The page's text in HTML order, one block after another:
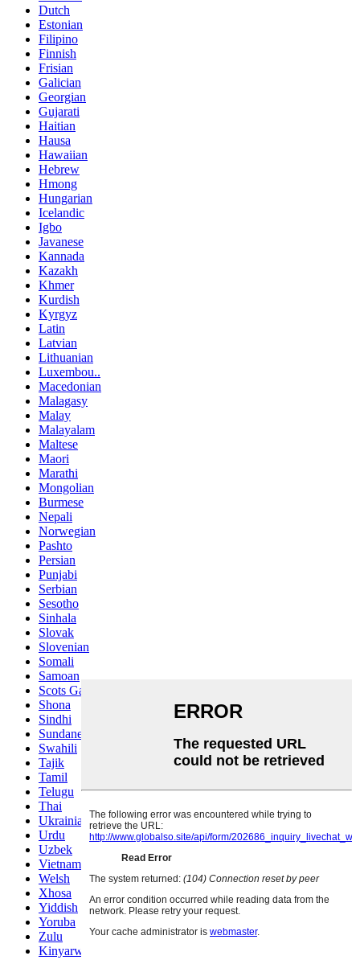
Dutch
Estonian
Filipino
Finnish
Frisian
Galician
Georgian
Gujarati
Haitian
Hausa
Hawaiian
Hebrew
Hmong
Hungarian
Icelandic
Igbo
Javanese
Kannada
Kazakh
Khmer
Kurdish
Kyrgyz
Latin
Latvian
Lithuanian
Luxembou..
Macedonian
Malagasy
Malay
Malayalam
Maltese
Maori
Marathi
Mongolian
Burmese
Nepali
Norwegian
Pashto
Persian
Punjabi
Serbian
Sesotho
Sinhala
Slovak
Slovenian
Somali
Samoan
Scots Gaelic
Shona
Sindhi
Sundanese
Swahili
Tajik
Tamil
Telugu
Thai
Ukrainian
Urdu
Uzbek
Vietnamese
Welsh
Xhosa
Yiddish
Yoruba
Zulu
Kinyarwanda